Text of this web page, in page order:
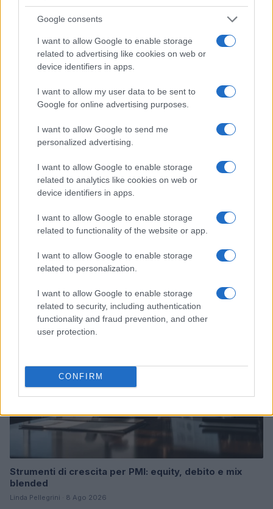
Google consents
I want to allow Google to enable storage
related to advertising like cookies on web or
device identifiers in apps.
I want to allow my user data to be sent to
Google for online advertising purposes.
I want to allow Google to send me
personalized advertising.
I want to allow Google to enable storage
related to analytics like cookies on web or
device identifiers in apps.
I want to allow Google to enable storage
related to functionality of the website or app.
I want to allow Google to enable storage
related to personalization.
I want to allow Google to enable storage
related to security, including authentication
functionality and fraud prevention, and other
user protection.
CONFIRM
Continua a leggere
FOCUS PMI
Strumenti di crescita per PMI: equity, debito e mix
blended
Linda Pellegrini · 8 Ago 2026